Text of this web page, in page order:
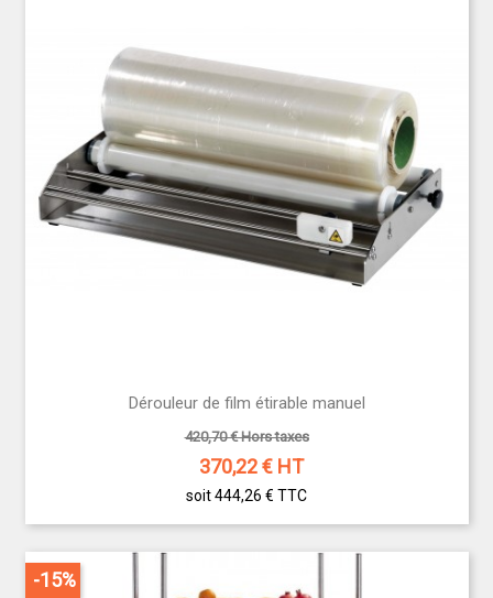
Dérouleur de film étirable manuel
420,70 € Hors taxes
370,22€ HT
soit 444,26 € TTC
-15%